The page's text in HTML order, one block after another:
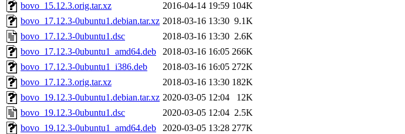
bovo_15.12.3.orig.tar.xz
2016-04-14 19:59 104K
bovo_17.12.3-0ubuntu1.debian.tar.xz 2018-03-16 13:30 9.1K
bovo_17.12.3-0ubuntu1.dsc
2018-03-16 13:30 2.6K
bovo_17.12.3-0ubuntu1_amd64.deb
2018-03-16 16:05 266K
bovo_17.12.3-0ubuntu1_i386.deb
2018-03-16 16:05 272K
bovo_17.12.3.orig.tar.xz
2018-03-16 13:30 182K
bovo_19.12.3-0ubuntu1.debian.tar.xz 2020-03-05 12:04
12K
bovo_19.12.3-0ubuntu1.dsc
2020-03-05 12:04 2.5K
bovo_19.12.3-0ubuntu1_amd64.deb
2020-03-05 13:28 277K